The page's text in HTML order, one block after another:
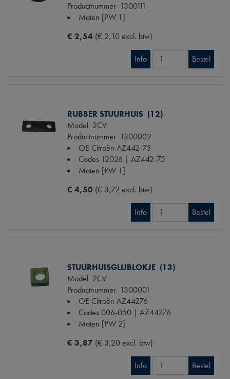
Productnummer 1300111
Maten [PW 1]
€ 2,54 (€ 2,10 excl. btw)
Info Bestel
RUBBER STUURHUIS (12)
Model 2CV
Productnummer 1300002
OE Citroën AZ442-75
Codes 12026 | AZ442-75
Maten [PW 1]
€ 4,50 (€ 3,72 excl. btw)
Info Bestel
STUURHUISGLIJBLOKJE (13)
Model 2CV
Productnummer 1300001
OE Citroën AZ44276
Codes 006-050 | AZ44276
Maten [PW 2]
€ 3,87 (€ 3,20 excl. btw)
Info Bestel